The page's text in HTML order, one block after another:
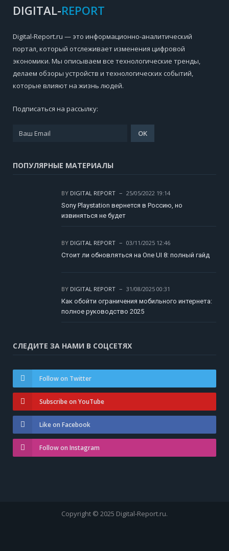
DIGITAL-REPORT
Digital-Report.ru — это информационно-аналитический
портал, который отслеживает изменения цифровой
экономики. Мы описываем все технологические тренды,
делаем обзоры устройств и технологических событий,
которые влияют на жизнь людей.
Подписаться на рассылку:
ПОПУЛЯРНЫЕ МАТЕРИАЛЫ
BY DIGITAL REPORT
25/05/2022 19:14
Sony Playstation вернется в Россию, но
извиняться не будет
BY DIGITAL REPORT
03/11/2025 12:46
Стоит ли обновляться на One UI 8: полный гайд
BY DIGITAL REPORT
31/08/2025 00:31
Как обойти ограничения мобильного интернета:
полное руководство 2025
СЛЕДИТЕ ЗА НАМИ В СОЦСЕТЯХ
Follow on Twitter
Subscribe on YouTube
Like on Facebook
Follow on Instagram
Copyright © 2025 Digital-Report.ru.